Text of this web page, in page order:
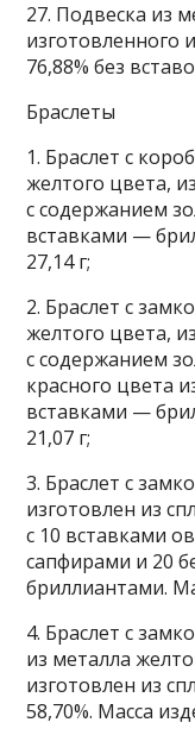
27. Подвеска из
изготовленного
76,88% без
Браслеты
1. Браслет с
желтого цвета,
с содержанием
вставками —
27,14 г;
2. Браслет с
желтого цвета,
с содержанием
красного цвета
вставками —
21,07 г;
3. Браслет с
изготовлен из
с 10 вставками
сапфирами и 20
бриллиантами.
4. Браслет с
из металла
изготовлен из
58,70%. Масса